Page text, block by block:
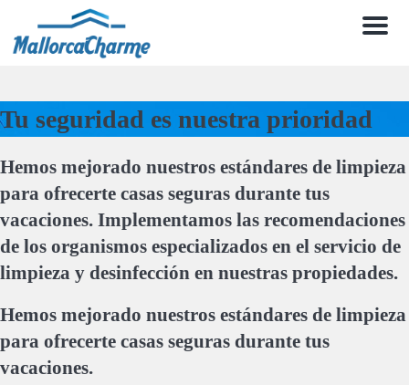
Menu
Tu seguridad es nuestra prioridad
Hemos mejorado nuestros estándares de limpieza
para ofrecerte casas seguras durante tus
vacaciones. Implementamos las recomendaciones
de los organismos especializados en el servicio de
limpieza y desinfección en nuestras propiedades.
Hemos mejorado nuestros estándares de limpieza
para ofrecerte casas seguras durante tus
vacaciones.